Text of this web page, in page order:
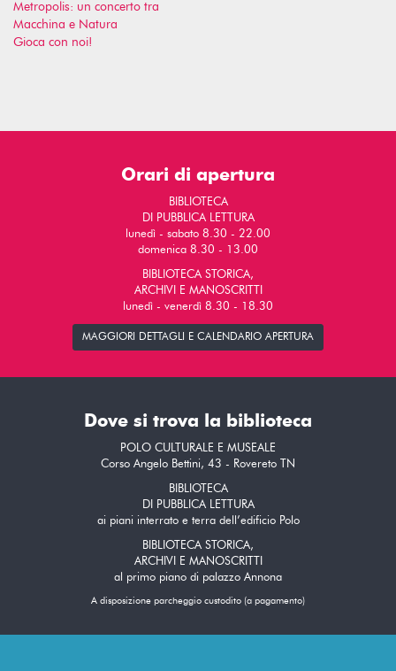
Metropolis: un concerto tra
Macchina e Natura
Gioca con noi!
Orari di apertura
BIBLIOTECA
DI PUBBLICA LETTURA
lunedì - sabato 8.30 - 22.00
domenica 8.30 - 13.00
BIBLIOTECA STORICA,
ARCHIVI E MANOSCRITTI
lunedì - venerdì 8.30 - 18.30
MAGGIORI DETTAGLI E CALENDARIO APERTURA
Dove si trova la biblioteca
POLO CULTURALE E MUSEALE
Corso Angelo Bettini, 43 - Rovereto TN
BIBLIOTECA
DI PUBBLICA LETTURA
ai piani interrato e terra dell’edificio Polo
BIBLIOTECA STORICA,
ARCHIVI E MANOSCRITTI
al primo piano di palazzo Annona
A disposizione parcheggio custodito (a pagamento)